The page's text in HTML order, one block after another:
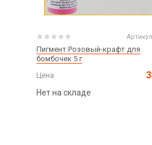
Пигмент Розовый-крафт для
бомбочек 5 г
Цена
Нет на складе